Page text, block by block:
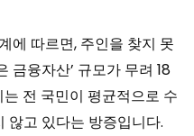
에 따르면, 주인을 찾지 못
금융자산’ 규모가 무려 18
전 국민이 평균적으로 수
않고 있다는 방증입니다.